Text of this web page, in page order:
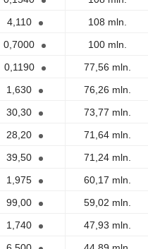
4,110
108 mln.
0,7000
100 mln.
0,1190
77,56 mln.
1,630
76,26 mln.
30,30
73,77 mln.
28,20
71,64 mln.
39,50
71,24 mln.
1,975
60,17 mln.
99,00
59,02 mln.
1,740
47,93 mln.